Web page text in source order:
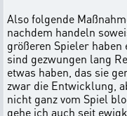
Also folgende
nachdem handeln
größeren Spieler
sind gezwungen lang
etwas haben, das sie
zwar die Entwicklung,
nicht ganz vom Spiel
gehe ich auch seit